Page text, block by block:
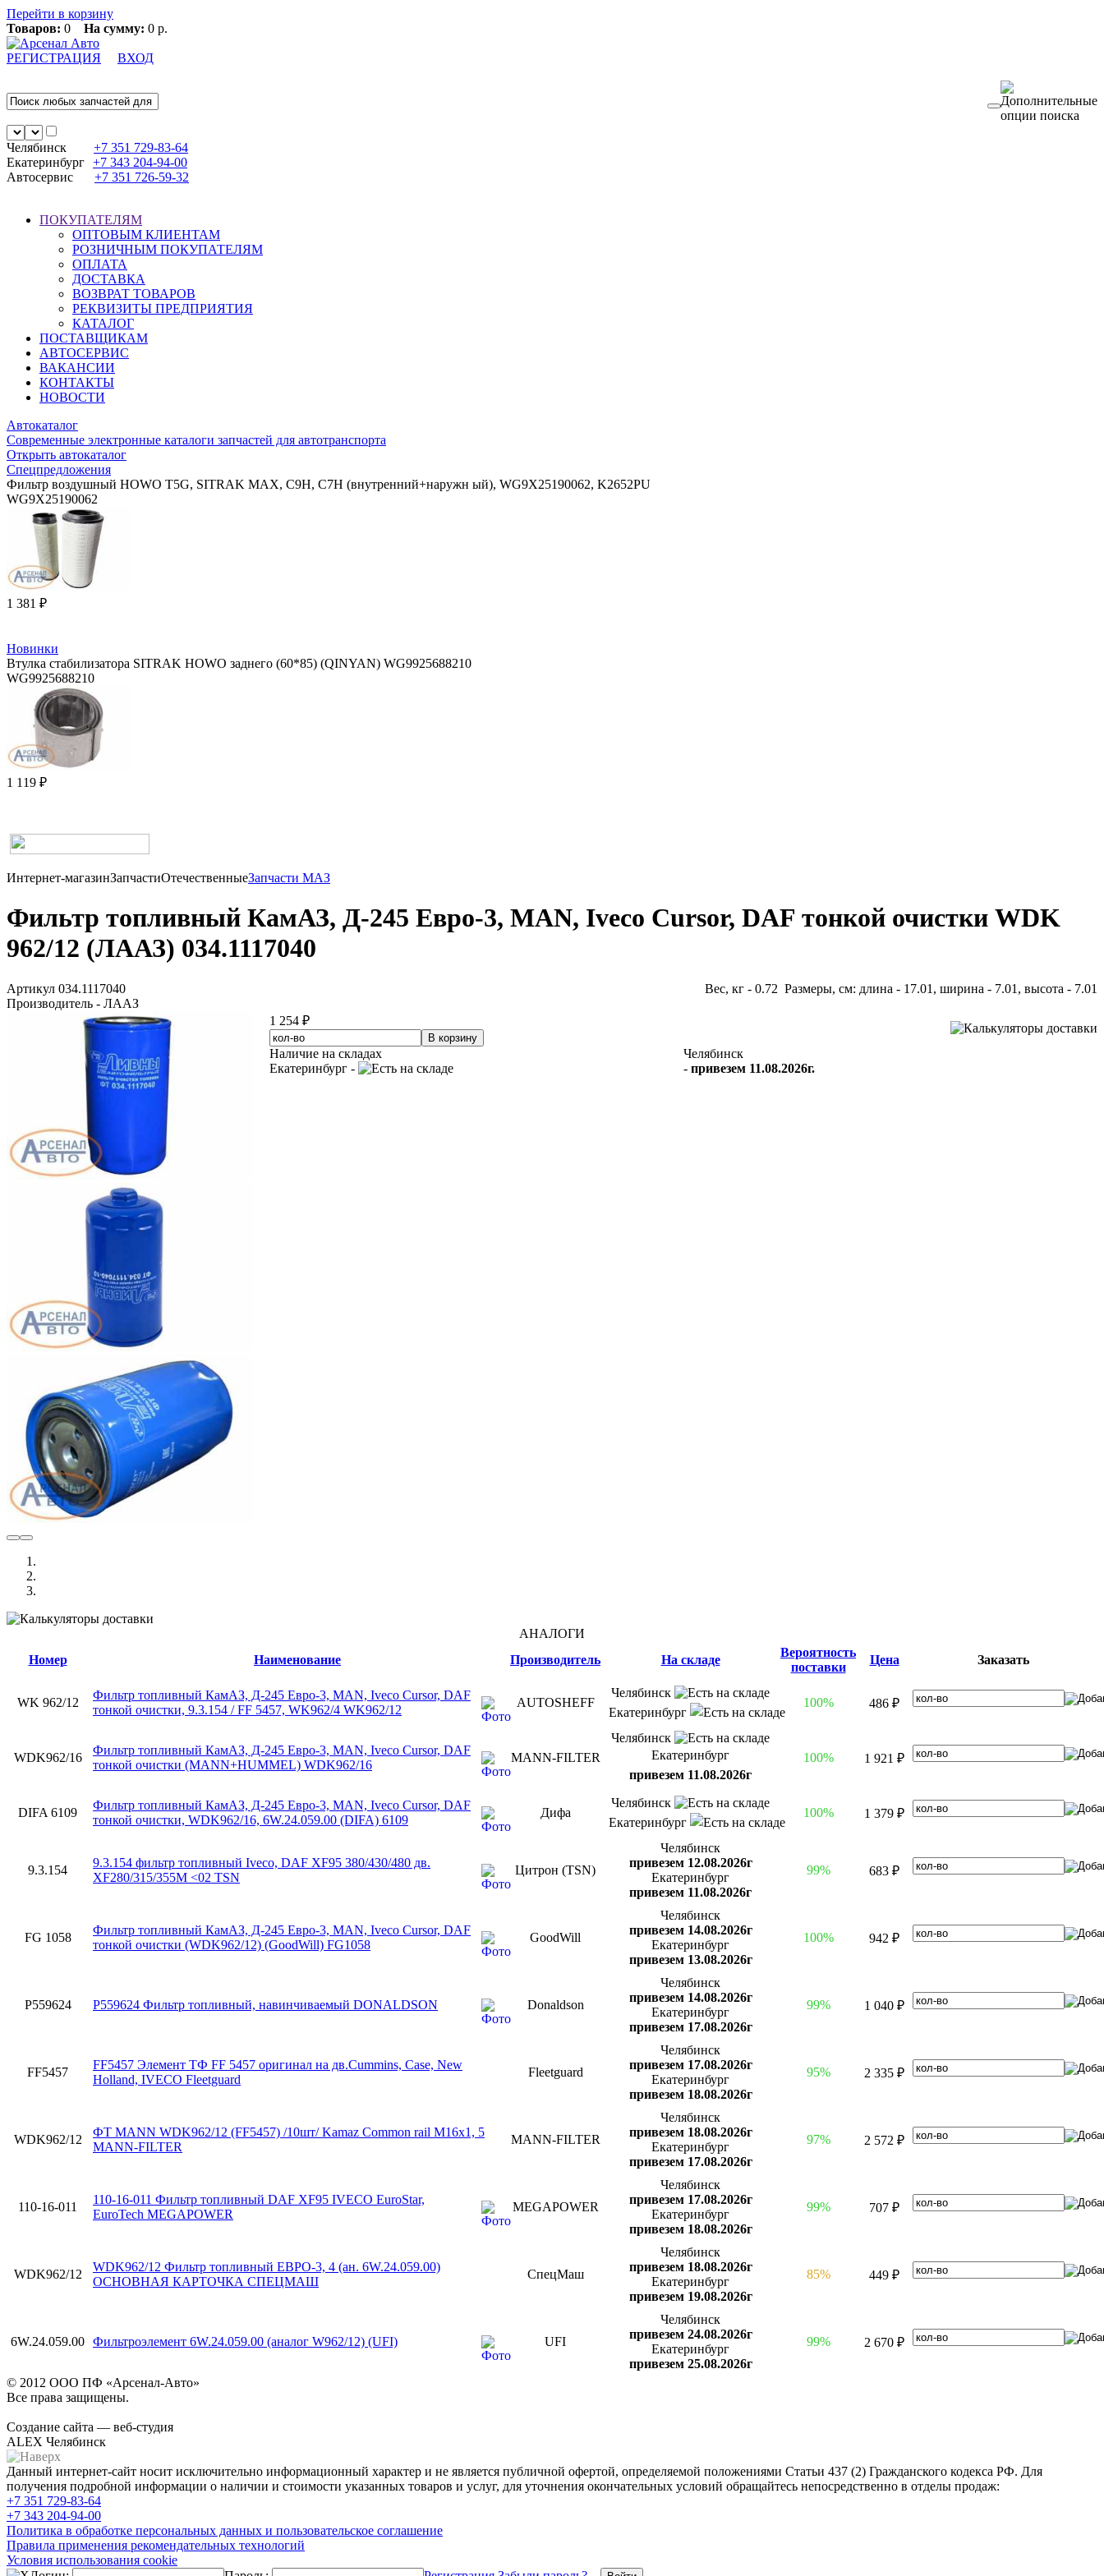
Перейти в корзину
Товаров: 0 На сумму: 0 р.
РЕГИСТРАЦИЯ ВХОД
Челябинск +7 351 729-83-64
Екатеринбург +7 343 204-94-00
Автосервис
+7 351 726-59-32
ПОКУПАТЕЛЯМ
ОПТОВЫМ КЛИЕНТАМ
РОЗНИЧНЫМ ПОКУПАТЕЛЯМ
ОПЛАТА
ДОСТАВКА
ВОЗВРАТ ТОВАРОВ
РЕКВИЗИТЫ ПРЕДПРИЯТИЯ
КАТАЛОГ
ПОСТАВЩИКАМ
АВТОСЕРВИС
ВАКАНСИИ
КОНТАКТЫ
НОВОСТИ
Автокаталог
Современные электронные каталоги запчастей для автотранспорта
Открыть автокаталог
Спецпредложения
Фильтр воздушный HOWO T5G, SITRAK MAX, C9H, C7H (внутренний+наружн ый), WG9X25190062, K2652PU
WG9X25190062
1 381 ₽
Новинки
Втулка стабилизатора SITRAK HOWO заднего (60*85) (QINYAN) WG9925688210
WG9925688210
1 119 ₽
Интернет-магазинЗапчастиОтечественныеЗапчасти МАЗ
Фильтр топливный КамАЗ, Д-245 Евро-3, MAN, Iveco Cursor, DAF тонкой очистки WDK
962/12 (ЛААЗ) 034.1117040
Артикул 034.1117040
Производитель - ЛААЗ
Вес, кг - 0.72 Размеры, см: длина - 17.01, ширина - 7.01, высота - 7.01
1 254 ₽
Наличие на складах
Екатеринбург -
Челябинск
- привезем 11.08.2026г.
АНАЛОГИ
Номер
Наименование Производитель На складе
Вероятность
поставки
Цена Заказать
WK 962/12
Фильтр топливный КамАЗ, Д-245 Евро-3, MAN, Iveco Cursor, DAF
тонкой очистки, 9.3.154 / FF 5457, WK962/4 WK962/12
AUTOSHEFF
Челябинск
Екатеринбург
100% 486 ₽
WDK962/16
Фильтр топливный КамАЗ, Д-245 Евро-3, MAN, Iveco Cursor, DAF
тонкой очистки (MANN+HUMMEL) WDK962/16
MANN-FILTER
Челябинск
Екатеринбург
привезем 11.08.2026г
100% 1 921 ₽
DIFA 6109
Фильтр топливный КамАЗ, Д-245 Евро-3, MAN, Iveco Cursor, DAF
тонкой очистки, WDK962/16, 6W.24.059.00 (DIFA) 6109
Дифа
Челябинск
Екатеринбург
100% 1 379 ₽
9.3.154
9.3.154 фильтр топливный Iveco, DAF XF95 380/430/480 дв.
XF280/315/355M <02 TSN
Цитрон (TSN)
Челябинск
привезем 12.08.2026г
Екатеринбург
привезем 11.08.2026г
99% 683 ₽
FG 1058
Фильтр топливный КамАЗ, Д-245 Евро-3, MAN, Iveco Cursor, DAF
тонкой очистки (WDK962/12) (GoodWill) FG1058
GoodWill
Челябинск
привезем 14.08.2026г
Екатеринбург
привезем 13.08.2026г
100% 942 ₽
P559624 P559624 Фильтр топливный, навинчиваемый DONALDSON Donaldson
Челябинск
привезем 14.08.2026г
Екатеринбург
привезем 17.08.2026г
99% 1 040 ₽
FF5457
FF5457 Элемент ТФ FF 5457 оригинал на дв.Cummins, Case, New
Holland, IVECO Fleetguard
Fleetguard
Челябинск
привезем 17.08.2026г
Екатеринбург
привезем 18.08.2026г
95% 2 335 ₽
WDK962/12
ФТ MANN WDK962/12 (FF5457) /10шт/ Kamaz Common rail М16х1, 5
MANN-FILTER
MANN-FILTER
Челябинск
привезем 18.08.2026г
Екатеринбург
привезем 17.08.2026г
97% 2 572 ₽
110-16-011
110-16-011 Фильтр топливный DAF XF95 IVECO EuroStar,
EuroTech MEGAPOWER
MEGAPOWER
Челябинск
привезем 17.08.2026г
Екатеринбург
привезем 18.08.2026г
99% 707 ₽
WDK962/12
WDK962/12 Фильтр топливный ЕВРО-3, 4 (ан. 6W.24.059.00)
ОСНОВНАЯ КАРТОЧКА СПЕЦМАШ
СпецМаш
Челябинск
привезем 18.08.2026г
Екатеринбург
привезем 19.08.2026г
85% 449 ₽
6W.24.059.00 Фильтроэлемент 6W.24.059.00 (аналог W962/12) (UFI) UFI
Челябинск
привезем 24.08.2026г
Екатеринбург
привезем 25.08.2026г
99% 2 670 ₽
© 2012 ООО ПФ «Арсенал-Авто»
Все права защищены.
Создание сайта — веб-студия
ALEX Челябинск
Данный интернет-сайт носит исключительно информационный характер и не является публичной офертой, определяемой положениями Статьи 437 (2) Гражданского кодекса РФ. Для
получения подробной информации о наличии и стоимости указанных товаров и услуг, для уточнения окончательных условий обращайтесь непосредственно в отделы продаж:
+7 351 729-83-64
+7 343 204-94-00
Политика в обработке персональных данных и пользовательское соглашение
Правила применения рекомендательных технологий
Условия использования cookie